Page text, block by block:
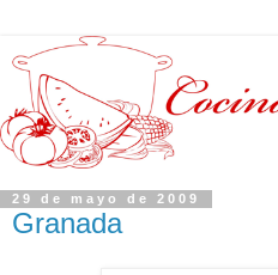
29 de mayo de 2009
Granada